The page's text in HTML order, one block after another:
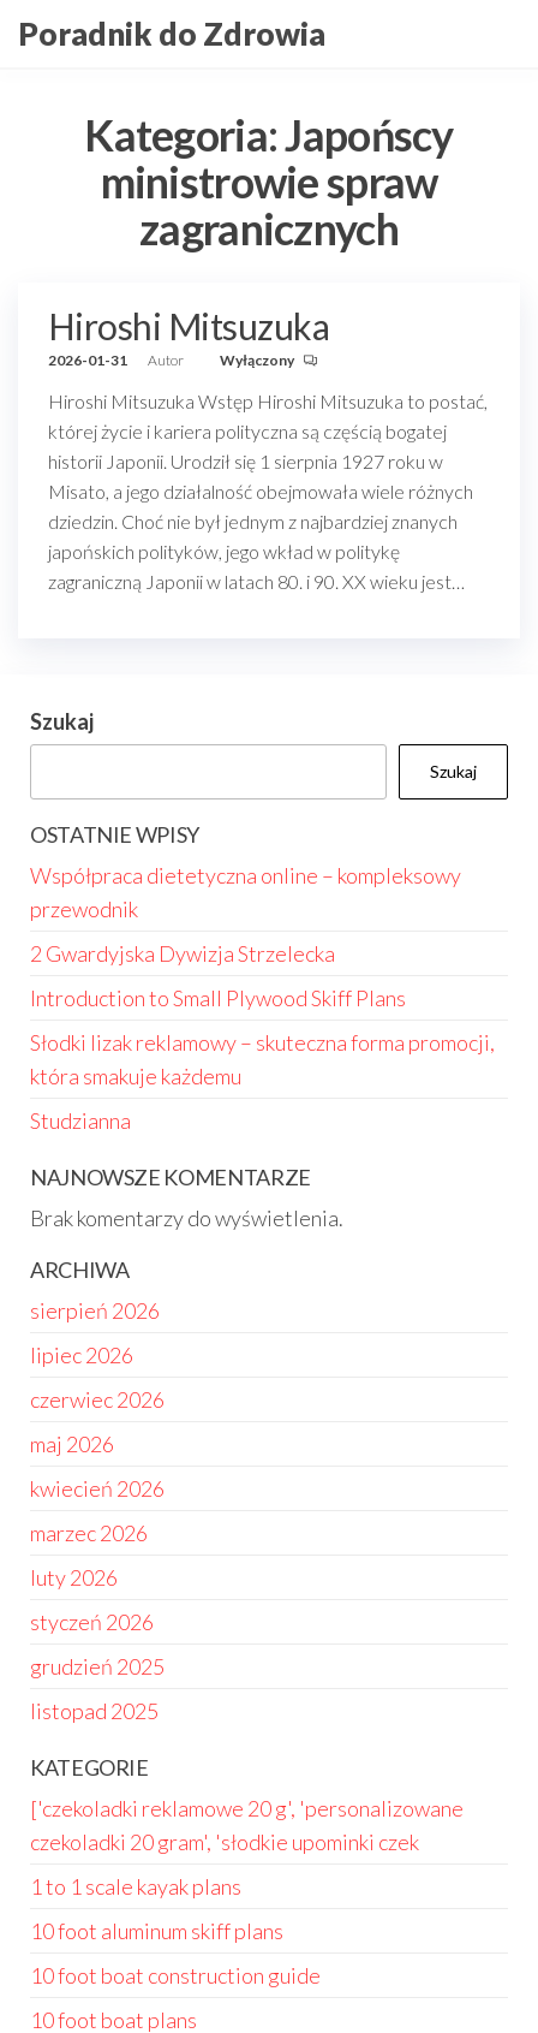
doPoradnik do Zdrowia
Kategoria:Japońscy
ministrowie spraw
zagranicznych
Hiroshi Mitsuzuka
2026-01-31 Autor Wyłączony
Hiroshi Mitsuzuka Wstęp Hiroshi Mitsuzuka to postać,
której życie i kariera polityczna są częścią bogatej
historii Japonii. Urodził się 1 sierpnia 1927 roku w
Misato, a jego działalność obejmowała wiele różnych
dziedzin. Choć nie był jednym z najbardziej znanych
japońskich polityków, jego wkład w politykę
zagraniczną Japonii w latach 80. i 90. XX wieku jest…
Szukaj
Szukaj
OSTATNIE WPISY
Współpraca dietetyczna online – kompleksowy
przewodnik
2 Gwardyjska Dywizja Strzelecka
Introduction to Small Plywood Skiff Plans
Słodki lizak reklamowy – skuteczna forma promocji,
która smakuje każdemu
Studzianna
NAJNOWSZE KOMENTARZE
Brak komentarzy do wyświetlenia.
ARCHIWA
sierpień 2026
lipiec 2026
czerwiec 2026
maj 2026
kwiecień 2026
marzec 2026
luty 2026
styczeń 2026
grudzień 2025
listopad 2025
KATEGORIE
['czekoladki reklamowe 20 g', 'personalizowane
czekoladki 20 gram', 'słodkie upominki czek
1 to 1 scale kayak plans
10 foot aluminum skiff plans
10 foot boat construction guide
10 foot boat plans